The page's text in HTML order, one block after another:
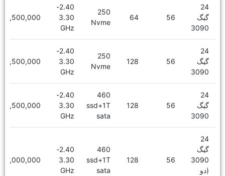
24
گیگ
3090
56
64
250
Nvme
2.40-
3.30
GHz
16,500,000
24
گیگ
3090
56
128
250
Nvme
2.40-
3.30
GHz
18,500,000
24
گیگ
3090
56
128
460
ssd+1T
sata
2.40-
3.30
GHz
19,500,000
24
گیگ
3090
(دو
56
128
460
ssd+1T
sata
2.40-
3.30
GHz
27,000,000